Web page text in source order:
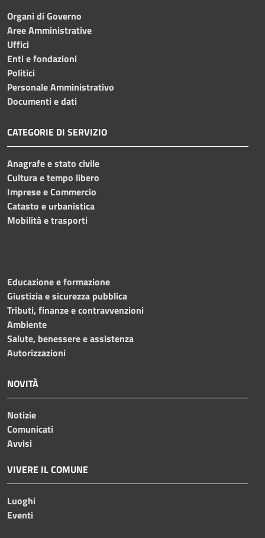
Organi di Governo
Aree Amministrative
Uffici
Enti e fondazioni
Politici
Personale Amministrativo
Documenti e dati
CATEGORIE DI SERVIZIO
Anagrafe e stato civile
Cultura e tempo libero
Imprese e Commercio
Catasto e urbanistica
Mobilità e trasporti
Educazione e formazione
Giustizia e sicurezza pubblica
Tributi, finanze e contravvenzioni
Ambiente
Salute, benessere e assistenza
Autorizzazioni
NOVITÀ
Notizie
Comunicati
Avvisi
VIVERE IL COMUNE
Luoghi
Eventi